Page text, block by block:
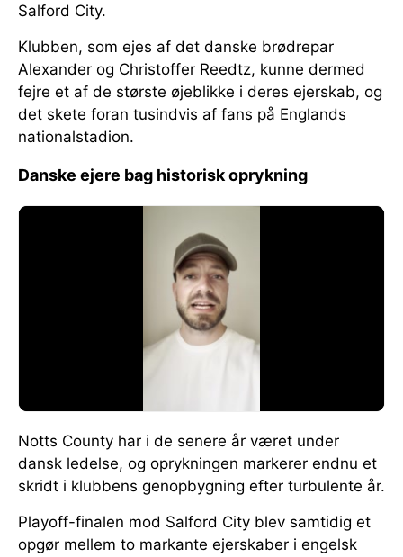
Salford City.
Klubben, som ejes af det danske brødrepar
Alexander og Christoffer Reedtz, kunne dermed
fejre et af de største øjeblikke i deres ejerskab, og
det skete foran tusindvis af fans på Englands
nationalstadion.
Danske ejere bag historisk oprykning
Notts County har i de senere år været under
dansk ledelse, og oprykningen markerer endnu et
skridt i klubbens genopbygning efter turbulente år.
Playoff-finalen mod Salford City blev samtidig et
opgør mellem to markante ejerskaber i engelsk